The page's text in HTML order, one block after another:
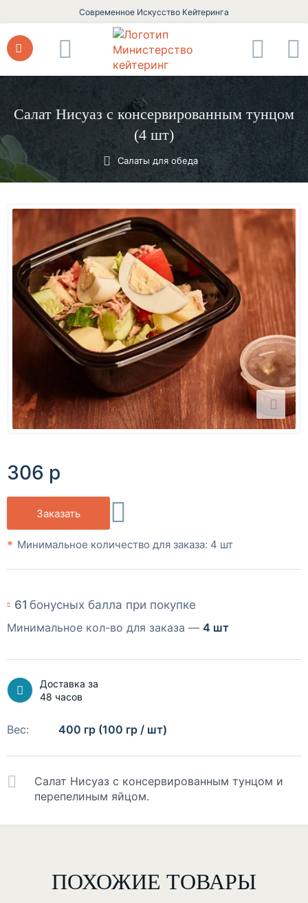
Современное Искусство Кейтеринга
Салат Нисуаз с консервированным тунцом
(4 шт)
Салаты для обеда
61 бонусных балла при покупке
Минимальное кол-во для заказа — 4 шт
Доставка за
48 часов
Вес: 400 гр (100 гр / шт)
306 р
Заказать
Минимальное количество для заказа: 4 шт
Салат Нисуаз с консервированным тунцом и
перепелиным яйцом.
ПОХОЖИЕ ТОВАРЫ